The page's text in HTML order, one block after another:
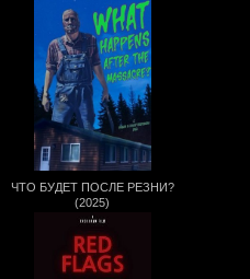
ЧТО БУДЕТ ПОСЛЕ РЕЗНИ?
(2025)